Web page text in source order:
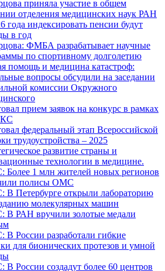
приняла участие в общем
отделения медицинских наук РАН
года индексировать пенсии будут
в год
ФМБА разрабатывает научные
по спортивному долголетию
помощь и медицина катастроф:
вопросы обсудили на заседании
комиссии Окружного
прием заявок на конкурс в рамках
федеральный этап Всероссийской
трудоустройства – 2025
развитие страны и
технологии в медицине.
Более 1 млн жителей новых регионов
полисы ОМС
В Петербурге открыли лабораторию
молекулярных машин
В РАН вручили золотые медали
В России разработали гибкие
для бионических протезов и умной
России создадут более 60 центров